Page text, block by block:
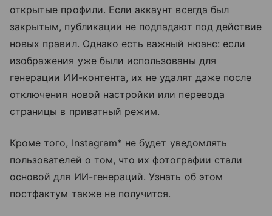
открытые профили. Если аккаунт всегда был
закрытым, публикации не подпадают под действие
новых правил. Однако есть важный нюанс: если
изображения уже были использованы для
генерации ИИ-контента, их не удалят даже после
отключения новой настройки или перевода
страницы в приватный режим.
Кроме того, Instagram* не будет уведомлять
пользователей о том, что их фотографии стали
основой для ИИ-генераций. Узнать об этом
постфактум также не получится.